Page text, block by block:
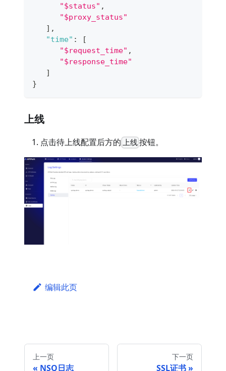
"$status" ,
"$proxy_status"
] ,
"time" :
[
"$request_time" ,
"$response_time"
]
}
上线
点击待上线配置后方的 上线按钮。
编辑此页
上一页
NSQ日志
下一页
SSL证书